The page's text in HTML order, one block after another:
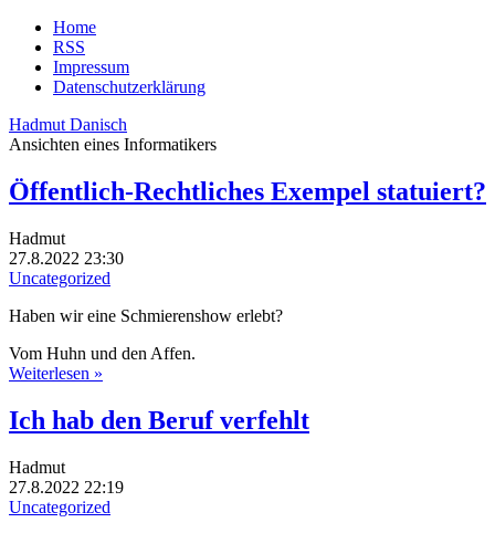
Home
RSS
Impressum
Datenschutzerklärung
Hadmut Danisch
Ansichten eines Informatikers
Öffentlich-Rechtliches Exempel statuiert?
Hadmut
27.8.2022 23:30
Uncategorized
Haben wir eine Schmierenshow erlebt?
Vom Huhn und den Affen.
Weiterlesen »
Ich hab den Beruf verfehlt
Hadmut
27.8.2022 22:19
Uncategorized